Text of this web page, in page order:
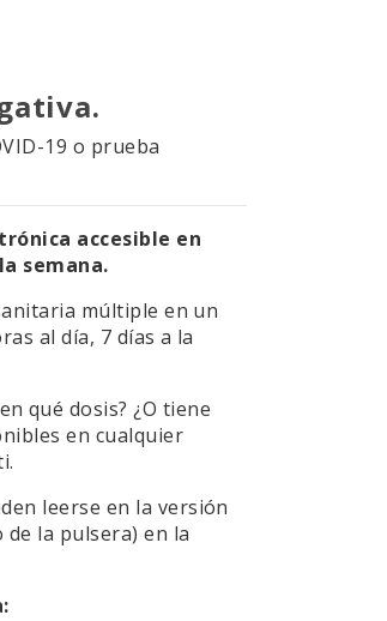
19 o prueba
accesible en
semana.
múltiple en un
al día, 7 días a la
qué dosis? ¿O tiene
en cualquier
leerse en la versión
la pulsera) en la